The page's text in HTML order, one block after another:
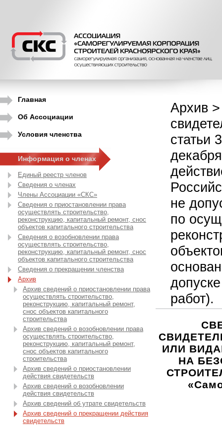
Главная
Об Ассоциации
Условия членства
Информация о членах
Единый реестр членов
Сведения о членах
Члены Ассоциации «СКС»
Сведения о приостановлении права
осуществлять строительство,
реконструкцию, капитальный ремонт, снос
объектов капитального строительства
Сведения о возобновлении права
осуществлять строительство,
реконструкцию, капитальный ремонт, снос
объектов капитального строительства
Сведения о прекращении членства
Архив
Архив сведений о приостановлении права
осуществлять строительство,
реконструкцию, капитальный ремонт,
снос объектов капитального
строительства
Архив сведений о возобновлении права
осуществлять строительство,
реконструкцию, капитальный ремонт,
снос объектов капитального
строительства
Архив сведений о приостановлении
действия свидетельств
Архив сведений о возобновлении
действия свидетельств
Архив сведений об утрате свидетельств
Архив сведений о прекращении действия
свидетельств
Архив
статьи
не
по
работ).
ИЛИ
НА